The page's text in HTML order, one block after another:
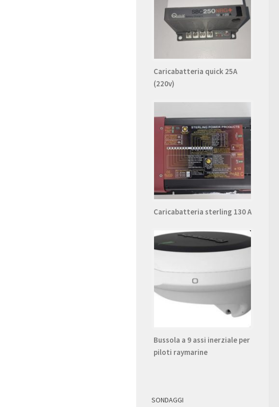
Caricabatteria quick 25A
(220v)
Caricabatteria sterling 130 A
Bussola a 9 assi inerziale per
piloti raymarine
SONDAGGI